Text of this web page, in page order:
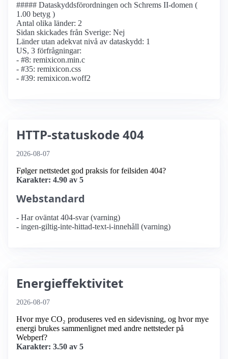
##### Dataskyddsförordningen och Schrems II-domen (
1.00 betyg )
Antal olika länder: 2
Sidan skickades från Sverige: Nej
Länder utan adekvat nivå av dataskydd: 1
US, 3 förfrågningar:
- #8: remixicon.min.c
- #35: remixicon.css
- #39: remixicon.woff2
HTTP-statuskode 404
2026-08-07
Følger nettstedet god praksis for feilsiden 404?
Karakter: 4.90 av 5
Webstandard
- Har oväntat 404-svar (varning)
- ingen-giltig-inte-hittad-text-i-innehåll (varning)
Energieffektivitet
2026-08-07
Hvor mye CO₂ produseres ved en sidevisning, og hvor mye
energi brukes sammenlignet med andre nettsteder på
Webperf?
Karakter: 3.50 av 5